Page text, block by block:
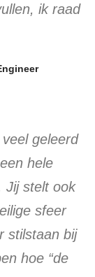
ik raad
geleerd
hele
Jij stelt ook
sfeer
stilstaan bij
hoe “de